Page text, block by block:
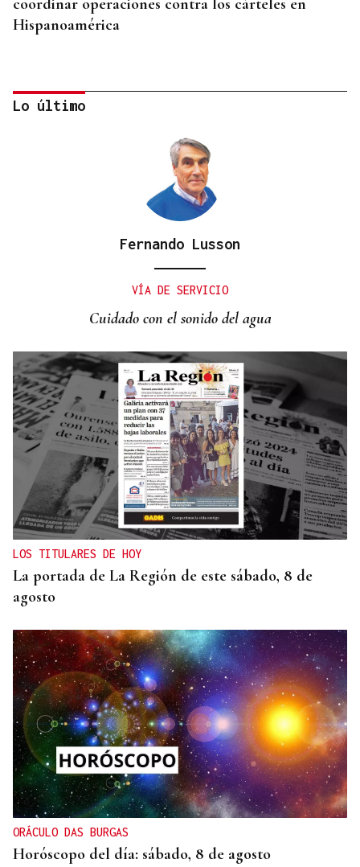
coordinar operaciones contra los cárteles en
Hispanoamérica
Un tiroteo escolar en Tailandia deja al menos 6
Lo último
Fernando Lusson
VÍA DE SERVICIO
Cuidado con el sonido del agua
LOS TITULARES DE HOY
La portada de La Región de este sábado, 8 de
agosto
ORÁCULO DAS BURGAS
Horóscopo del día: sábado, 8 de agosto